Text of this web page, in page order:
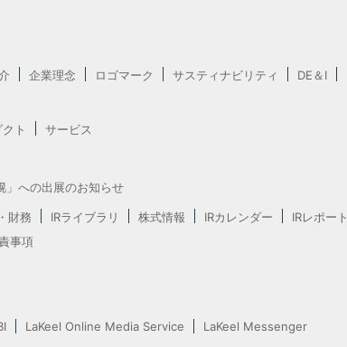
企業理念 ロゴマーク サスティナビリティ DE＆I
ト
サービス
」への出展のお知らせ
財務 IRライブラリ 株式情報 IRカレンダー IRレポート
事項
LaKeel Online Media Service LaKeel Messenger